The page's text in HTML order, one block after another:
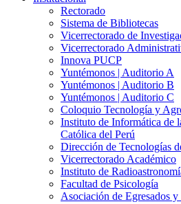
Rectorado
Sistema de Bibliotecas
Vicerrectorado de
Vicerrectorado
Innova PUCP
Yuntémonos | Auditorio A
Yuntémonos | Auditorio B
Yuntémonos | Auditorio C
Coloquio Tecnología y
Instituto de Informática de
Católica del Perú
Dirección de Tecnologías
Vicerrectorado Académico
Instituto de
Facultad de Psicología
Asociación de Egresados y